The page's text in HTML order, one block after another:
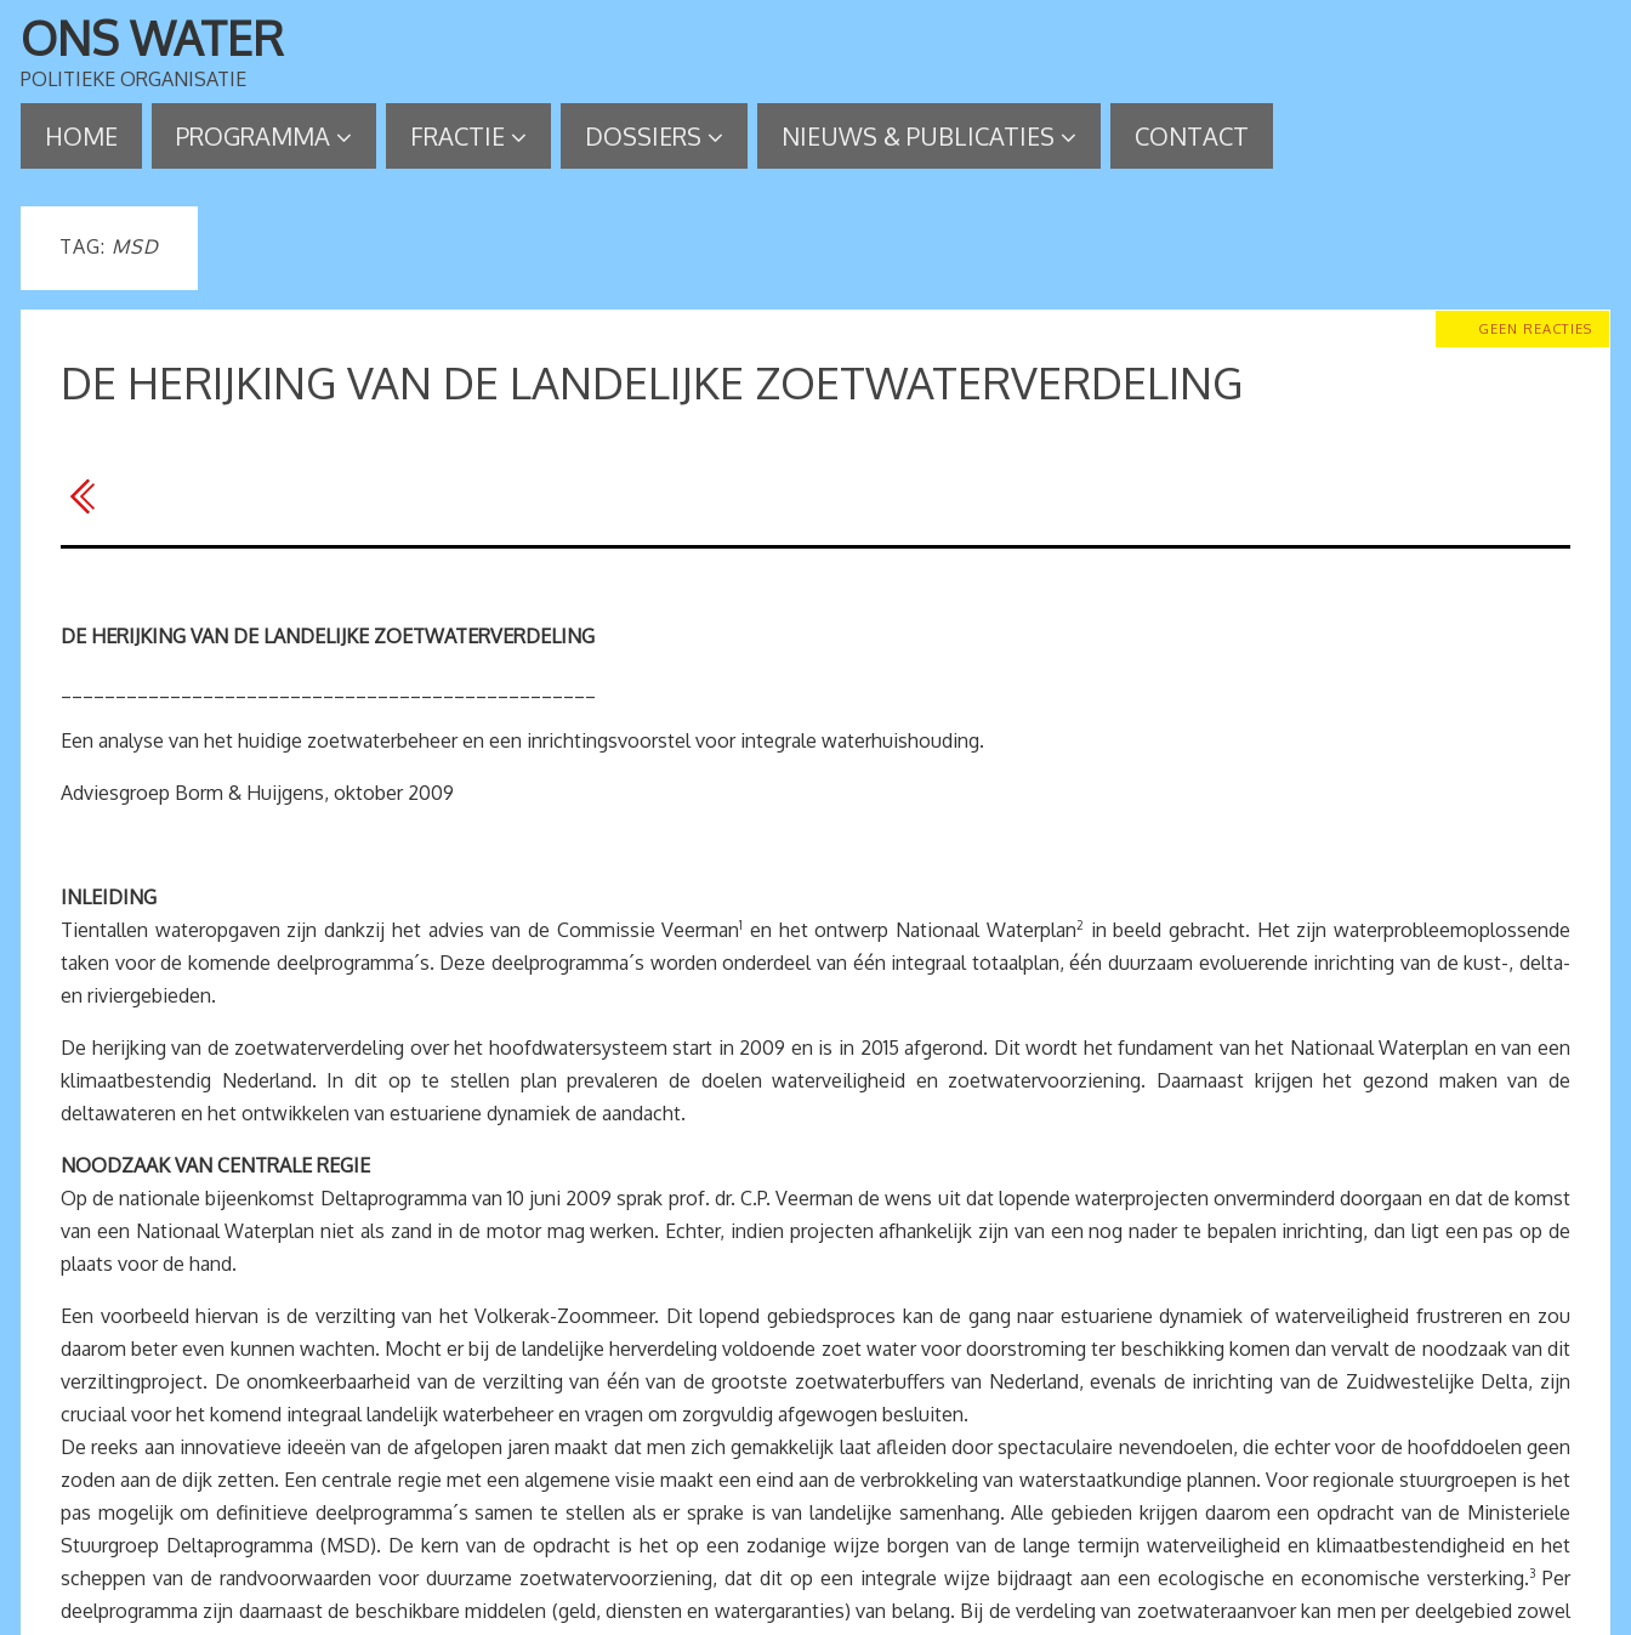
ONS WATER
POLITIEKE ORGANISATIE
HOME PROGRAMMA FRACTIE DOSSIERS NIEUWS & PUBLICATIES CONTACT
TAG: MSD
GEEN REACTIES
DE HERIJKING VAN DE LANDELIJKE ZOETWATERVERDELING
DE HERIJKING VAN DE LANDELIJKE ZOETWATERVERDELING
Een analyse van het huidige zoetwaterbeheer en een inrichtingsvoorstel voor integrale waterhuishouding.
Adviesgroep Borm & Huijgens, oktober 2009
INLEIDING
Tientallen wateropgaven zijn dankzij het advies van de Commissie Veerman1 en het ontwerp Nationaal Waterplan2
in beeld gebracht. Het zijn waterprobleemoplossende
taken voor de komende deelprogramma´s. Deze deelprogramma´s worden onderdeel van één integraal totaalplan, één duurzaam evoluerende inrichting van de kust-, delta-
en riviergebieden.
De herijking van de zoetwaterverdeling over het hoofdwatersysteem start in 2009 en is in 2015 afgerond. Dit wordt het fundament van het Nationaal Waterplan en van een
klimaatbestendig Nederland. In dit op te stellen plan prevaleren de doelen waterveiligheid en zoetwatervoorziening. Daarnaast krijgen het gezond maken van de
deltawateren en het ontwikkelen van estuariene dynamiek de aandacht.
NOODZAAK VAN CENTRALE REGIE
Op de nationale bijeenkomst Deltaprogramma van 10 juni 2009 sprak prof. dr. C.P. Veerman de wens uit dat lopende waterprojecten onverminderd doorgaan en dat de komst
van een Nationaal Waterplan niet als zand in de motor mag werken. Echter, indien projecten afhankelijk zijn van een nog nader te bepalen inrichting, dan ligt een pas op de
plaats voor de hand.
Een voorbeeld hiervan is de verzilting van het Volkerak-Zoommeer. Dit lopend gebiedsproces kan de gang naar estuariene dynamiek of waterveiligheid frustreren en zou
daarom beter even kunnen wachten. Mocht er bij de landelijke herverdeling voldoende zoet water voor doorstroming ter beschikking komen dan vervalt de noodzaak van dit
verziltingproject. De onomkeerbaarheid van de verzilting van één van de grootste zoetwaterbuffers van Nederland, evenals de inrichting van de Zuidwestelijke Delta, zijn
cruciaal voor het komend integraal landelijk waterbeheer en vragen om zorgvuldig afgewogen besluiten.
De reeks aan innovatieve ideeën van de afgelopen jaren maakt dat men zich gemakkelijk laat afleiden door spectaculaire nevendoelen, die echter voor de hoofddoelen geen
zoden aan de dijk zetten. Een centrale regie met een algemene visie maakt een eind aan de verbrokkeling van waterstaatkundige plannen. Voor regionale stuurgroepen is het
pas mogelijk om definitieve deelprogramma´s samen te stellen als er sprake is van landelijke samenhang. Alle gebieden krijgen daarom een opdracht van de Ministeriele
Stuurgroep Deltaprogramma (MSD). De kern van de opdracht is het op een zodanige wijze borgen van de lange termijn waterveiligheid en klimaatbestendigheid en het
scheppen van de randvoorwaarden voor duurzame zoetwatervoorziening, dat dit op een integrale wijze bijdraagt aan een ecologische en economische versterking.3 Per
deelprogramma zijn daarnaast de beschikbare middelen (geld, diensten en watergaranties) van belang. Bij de verdeling van zoetwateraanvoer kan men per deelgebied zowel